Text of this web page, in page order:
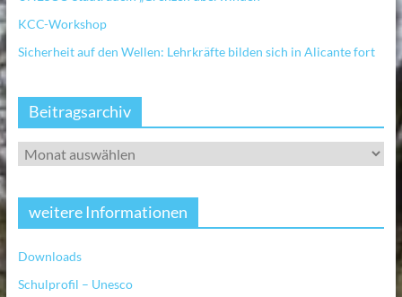
KCC-Workshop
Sicherheit auf den Wellen: Lehrkräfte bilden sich in Alicante fort
Beitragsarchiv
weitere Informationen
Downloads
Schulprofil – Unesco